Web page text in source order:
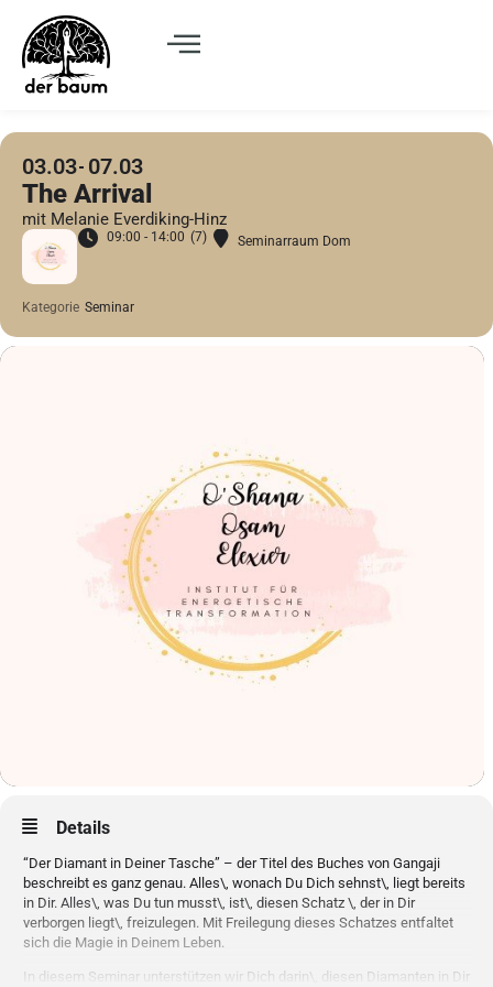
03.03 07.03
The Arrival
mit Melanie Everdiking-Hinz
09:00 - 14:00 (7) Seminarraum Dom
Kategorie Seminar
Details
“Der Diamant in Deiner Tasche” – der Titel des Buches von Gangaji
beschreibt es ganz genau. Alles\, wonach Du Dich sehnst\, liegt bereits
in Dir. Alles\, was Du tun musst\, ist\, diesen Schatz \, der in Dir
verborgen liegt\, freizulegen. Mit Freilegung dieses Schatzes entfaltet
sich die Magie in Deinem Leben.
In diesem Seminar unterstützen wir Dich darin\, diesen Diamanten in Dir